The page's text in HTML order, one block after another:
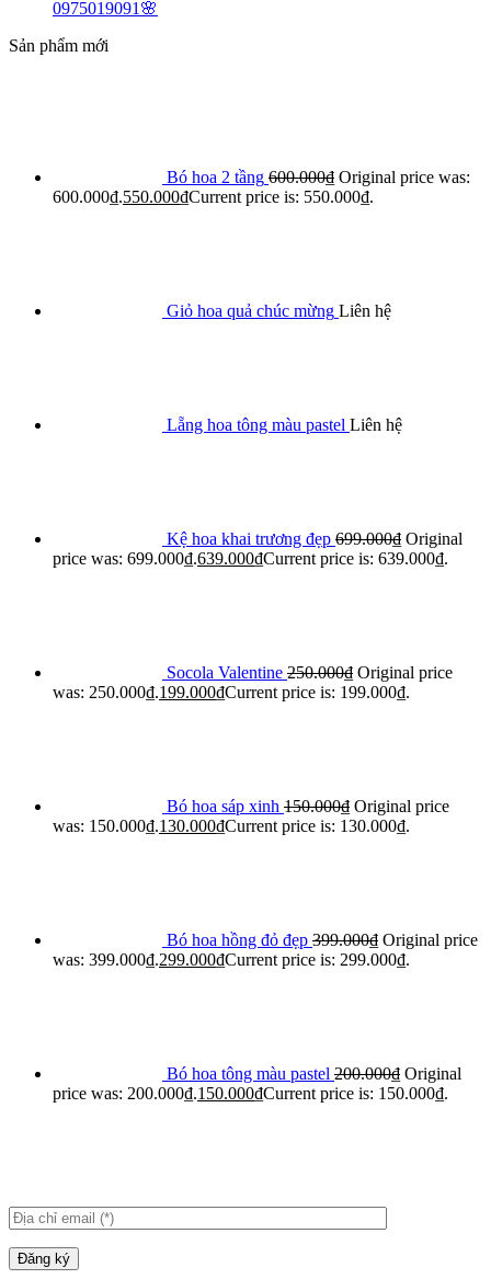
0975019091🌸
Sản phẩm mới
Bó hoa 2 tầng 600.000₫ Original price was:
600.000₫.550.000₫Current price is: 550.000₫.
Giỏ hoa quả chúc mừng Liên hệ
Lẵng hoa tông màu pastel Liên hệ
Kệ hoa khai trương đẹp 699.000₫ Original
price was: 699.000₫.639.000₫Current price is: 639.000₫.
Socola Valentine 250.000₫ Original price
was: 250.000₫.199.000₫Current price is: 199.000₫.
Bó hoa sáp xinh 150.000₫ Original price
was: 150.000₫.130.000₫Current price is: 130.000₫.
Bó hoa hồng đỏ đẹp 399.000₫ Original price
was: 399.000₫.299.000₫Current price is: 299.000₫.
Bó hoa tông màu pastel 200.000₫ Original
price was: 200.000₫.150.000₫Current price is: 150.000₫.